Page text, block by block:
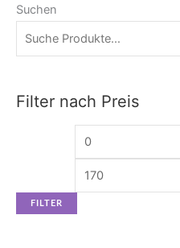
Suchen
Filter nach Preis
Preis
FILTER